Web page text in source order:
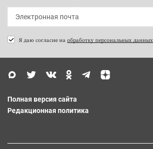
Я даю согласие на обработку персональных данных
Полная версия сайта
Редакционная политика